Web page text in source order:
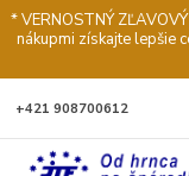
* VERNOSTNÝ
nákupmi získajte lepšie
+421 908700612